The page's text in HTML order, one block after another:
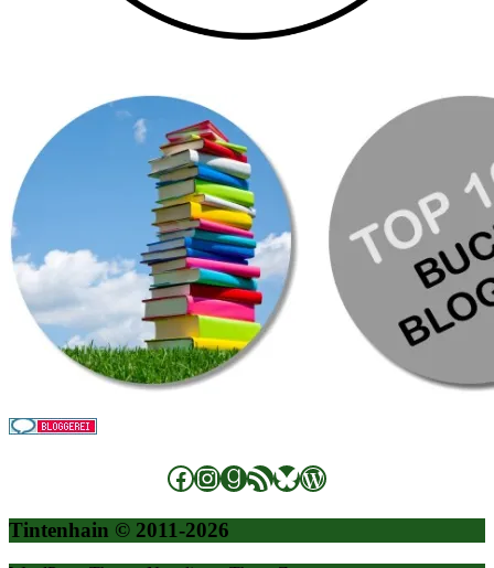
Facebook
Instagram
Goodreads
RSS-FeedBluesky
WordPress
Tintenhain © 2011-2026